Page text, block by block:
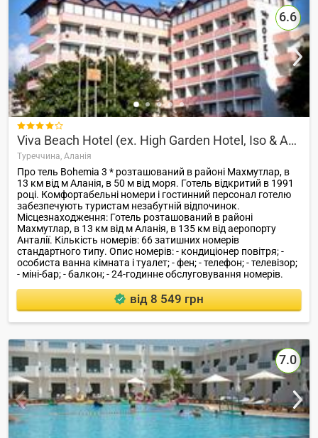
6.6

Viva Beach Hotel (ex. High Garden Hotel, Iso & Asi Hotel Mahmutlar)
Туреччина, Аланія
Про тель Bohemia 3 * розташований в районі Махмутлар, в
13 км від м Аланія, в 50 м від моря. Готель відкритий в 1991
році. Комфортабельні номери і гостинний персонал готелю
забезпечують туристам незабутній відпочинок.
Місцезнаходження: Готель розташований в районі
Махмутлар, в 13 км від м Аланія, в 135 км від аеропорту
Анталії. Кількість номерів: 66 затишних номерів
стандартного типу. Опис номерів: - кондиціонер повітря; -
особиста ванна кімната і туалет; - фен; - телефон; - телевізор;
- міні-бар; - балкон; - 24-годинне обслуговування номерів.
від 8 549 грн
7.0